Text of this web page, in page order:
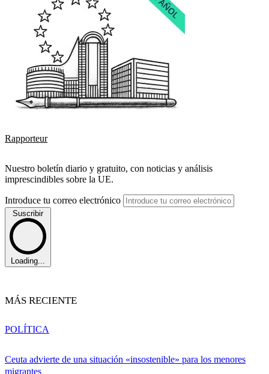
Rapporteur
Nuestro boletín diario y gratuito, con noticias y análisis
imprescindibles sobre la UE.
Introduce tu correo electrónico
Suscribir
Loading...
MÁS RECIENTE
Ceuta advierte de una situación «insostenible» para los menores
migrantes
POLÍTICA